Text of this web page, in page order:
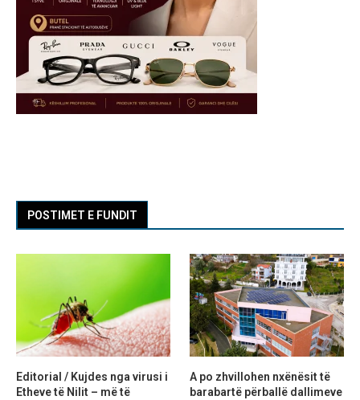
POSTIMET E FUNDIT
Editorial / Kujdes nga virusi i
Etheve të Nilit – më të
A po zhvillohen nxënësit të
barabartë përballë dallimeve